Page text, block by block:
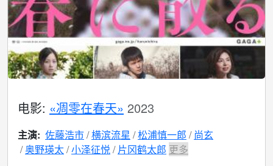
电影: «凋零在春天» 2023
主演: 佐藤浩市 横滨流星 松浦慎一郎
尚玄
奥野瑛太 小泽征悦 片冈鹤太郎 更多